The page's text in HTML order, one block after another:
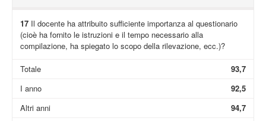
17Il docente ha attribuito sufficiente importanza al questionario
(cioè ha fornito le istruzioni e il tempo necessario alla
compilazione, ha spiegato lo scopo della rilevazione, ecc.)?
Totale
93,7
I anno
92,5
Altri anni
94,7